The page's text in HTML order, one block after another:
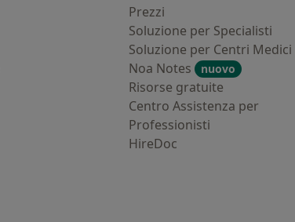
Prezzi
Soluzione per Specialisti
Soluzione per Centri Medici
Noa Notes
nuovo
Risorse gratuite
Centro Assistenza per
Professionisti
HireDoc